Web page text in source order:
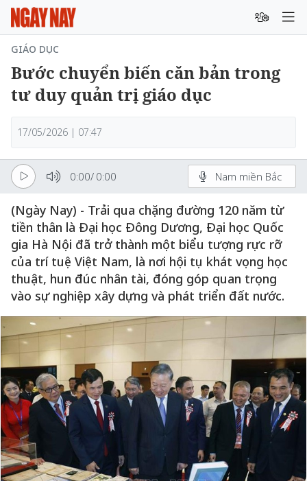
GIÁO DỤC
Bước chuyển biến căn bản trong
tư duy quản trị giáo dục
17/05/2026 | 07:47
0:00/ 0:00 Nam miền Bắc
(Ngày Nay) - Trải qua chặng đường 120 năm từ
tiền thân là Đại học Đông Dương, Đại học Quốc
gia Hà Nội đã trở thành một biểu tượng rực rỡ
của trí tuệ Việt Nam, là nơi hội tụ khát vọng học
thuật, hun đúc nhân tài, đóng góp quan trọng
vào sự nghiệp xây dựng và phát triển đất nước.